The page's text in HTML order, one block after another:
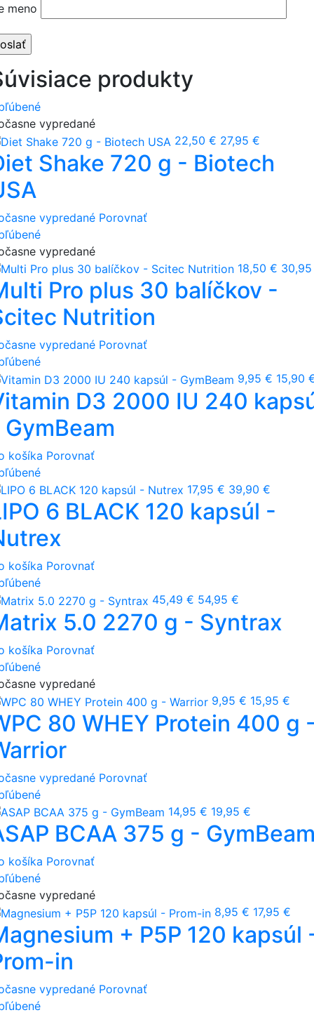
meno
produkty
vypredané
22,50 € 27,95 €
Shake 720 g - Biotech
vypredané Porovnať
vypredané
18,50 €
Pro plus 30 balíčkov -
Nutrition
vypredané Porovnať
9,95 € 15,90
D3 2000 IU 240
košíka Porovnať
17,95 € 39,90 €
6 BLACK 120 kapsúl -
košíka Porovnať
45,49 € 54,95 €
5.0 2270 g - Syntrax
košíka Porovnať
vypredané
9,95 € 15,95 €
80 WHEY Protein 400 g
vypredané Porovnať
14,95 € 19,95 €
BCAA 375 g -
košíka Porovnať
vypredané
8,95 € 17,95 €
+ P5P 120 kapsúl
in
vypredané Porovnať